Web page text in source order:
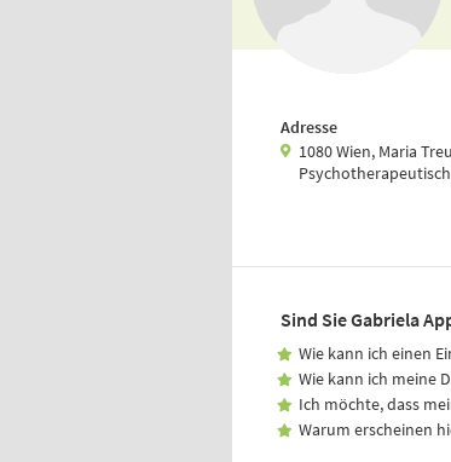
Adresse
1080 Wien, Maria
Sind Sie Gabriela
Wie kann ich einen
Wie kann ich meine
Ich möchte, dass
Warum erscheinen